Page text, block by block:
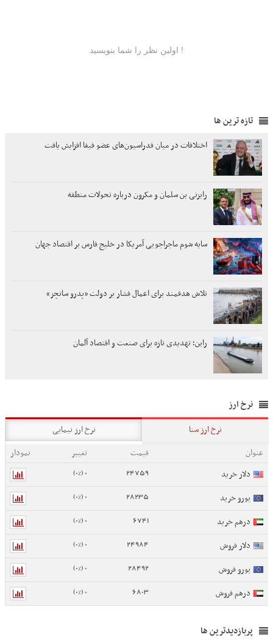
تازه ترین ها
اختلافات در میان فدراسیون‌های عضو فیفا افزایش یافت
رایزنی بن سلمان و مکرون درباره تحولات منطقه
سایه شوم ماجراجویی آمریکا در خلیج فارس بر اقتصاد جهان
تلاش هدفمند برای اعمال فشار بر دولت «پدرو سانچز»
راین؛ تهدیدی تازه برای صنعت و اقتصاد آلمان
نرخ ارز
نرخ ارز سنا
نرخ ارز نیمایی
عنوان
قیمت تغییر
نمودار
دلار خرید
24759
0 (0%)
یورو خرید 28235
0 (0%)
درهم خرید 6741
0 (0%)
دلار فروش 24984
0 (0%)
یورو فروش 28492
0 (0%)
درهم فروش 6803
0 (0%)
پربازدیدترین ها